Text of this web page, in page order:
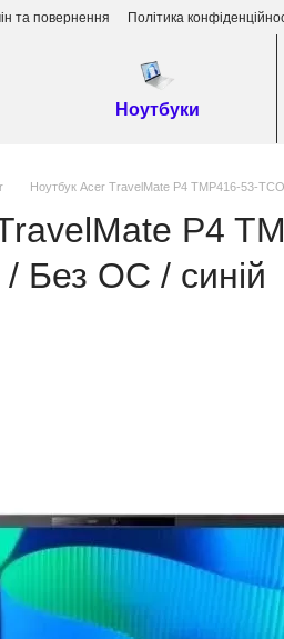
та повернення Політика
Ноутбуки
Ноутбук Acer TravelMate P4 TMP416-53-
P4
Без ОС / синій